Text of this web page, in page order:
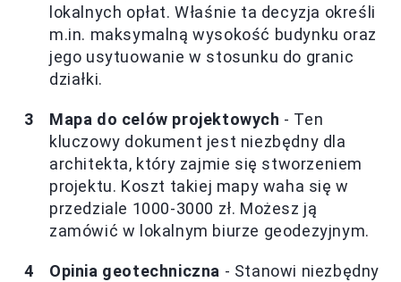
lokalnych opłat. Właśnie ta decyzja określi
m.in. maksymalną wysokość budynku oraz
jego usytuowanie w stosunku do granic
działki.
Mapa do celów projektowych - Ten
kluczowy dokument jest niezbędny dla
architekta, który zajmie się stworzeniem
projektu. Koszt takiej mapy waha się w
przedziale 1000-3000 zł. Możesz ją
zamówić w lokalnym biurze geodezyjnym.
Opinia geotechniczna - Stanowi niezbędny